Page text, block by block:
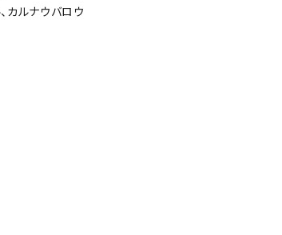
カルナウバロウ